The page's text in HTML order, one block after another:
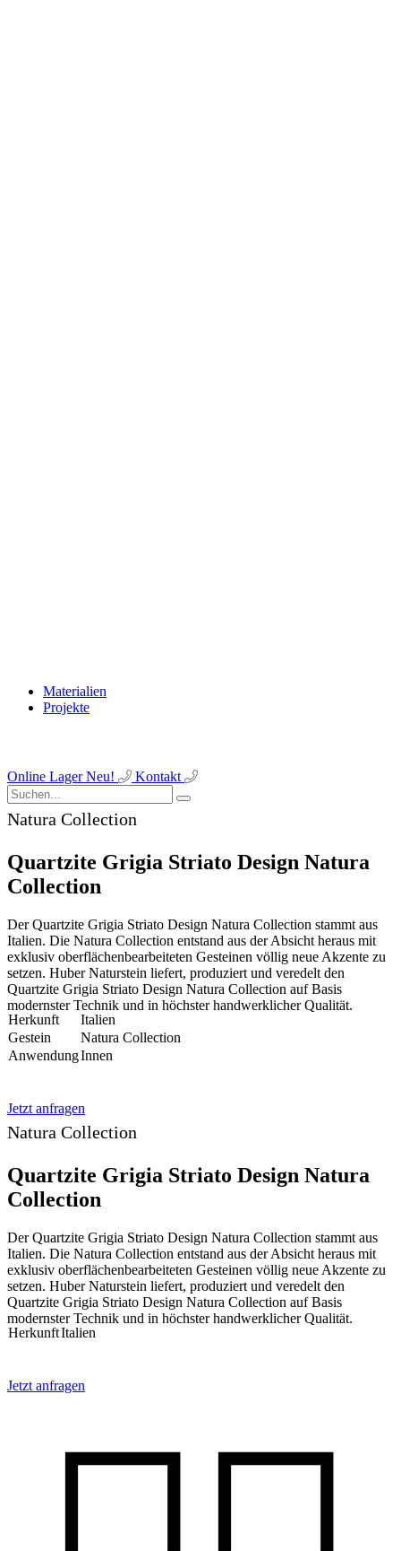
Materialien
Projekte
Online LagerNeu! Kontakt
Natura Collection
Quartzite Grigia Striato Design Natura
Collection
Der Quartzite Grigia Striato Design Natura Collection stammt aus
Italien. Die Natura Collection entstand aus der Absicht heraus mit
exklusiv oberflächenbearbeiteten Gesteinen völlig neue Akzente zu
setzen. Huber Naturstein liefert, produziert und veredelt den
Quartzite Grigia Striato Design Natura Collection auf Basis
modernster Technik und in höchster handwerklicher Qualität.
Herkunft
Italien
Gestein
Natura Collection
AnwendungInnen
Jetzt anfragen
Natura Collection
Quartzite Grigia Striato Design Natura
Collection
Der Quartzite Grigia Striato Design Natura Collection stammt aus
Italien. Die Natura Collection entstand aus der Absicht heraus mit
exklusiv oberflächenbearbeiteten Gesteinen völlig neue Akzente zu
setzen. Huber Naturstein liefert, produziert und veredelt den
Quartzite Grigia Striato Design Natura Collection auf Basis
modernster Technik und in höchster handwerklicher Qualität.
HerkunftItalien
Jetzt anfragen